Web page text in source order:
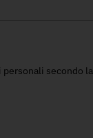
secondo la